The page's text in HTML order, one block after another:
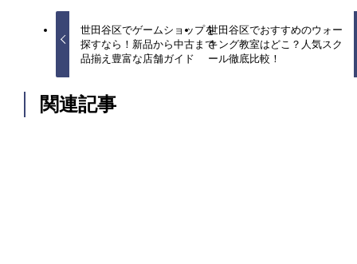
世田谷区でゲームショップを
探すなら！新品から中古まで
品揃え豊富な店舗ガイド
世田谷区でおすすめのウォー
キング教室はどこ？人気スク
ール徹底比較！
関連記事